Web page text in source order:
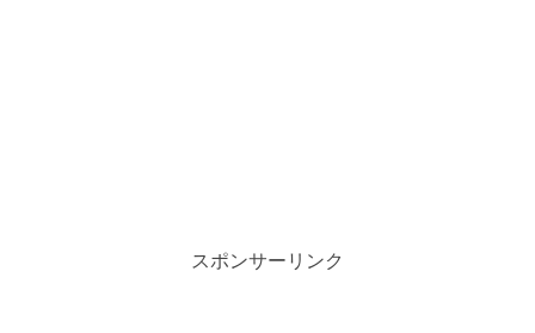
スポンサーリンク